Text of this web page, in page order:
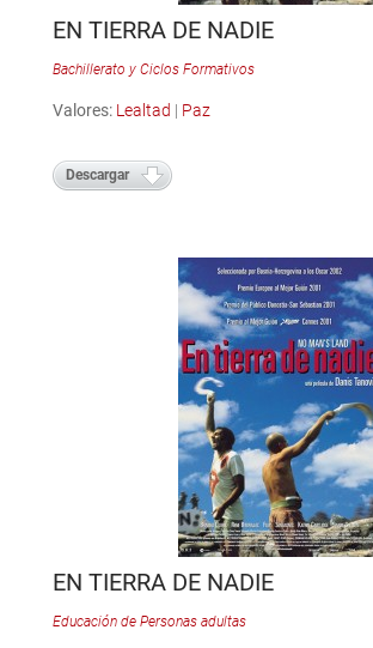
EN TIERRA DE NADIE
Bachillerato y Ciclos Formativos
Valores: Lealtad | Paz
Descargar
EN TIERRA DE NADIE
Educación de Personas adultas